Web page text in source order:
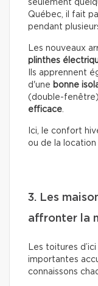
seulement
Québec, il fait
pendant
Les nouveaux
plinthes
Ils apprennent
d'une bonne
(double-
efficace.
Ici, le confort
ou de la
3. Les
affronter la
Les toitures
importantes
connaissons